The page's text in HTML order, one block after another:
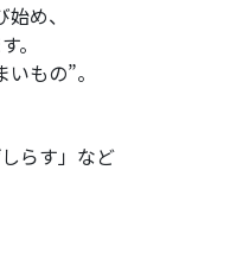
め、
。
もの”。
らす」など